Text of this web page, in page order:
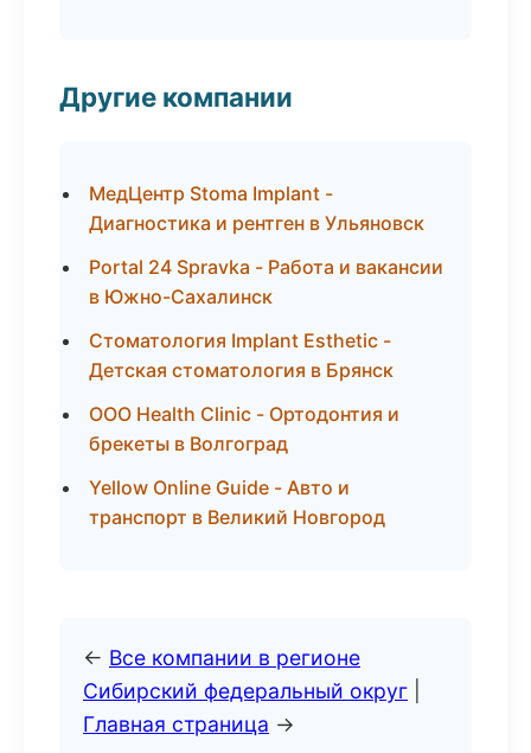
Другие компании
МедЦентр Stoma Implant -
Диагностика и рентген в Ульяновск
Portal 24 Spravka - Работа и вакансии
в Южно-Сахалинск
Стоматология Implant Esthetic -
Детская стоматология в Брянск
ООО Health Clinic - Ортодонтия и
брекеты в Волгоград
Yellow Online Guide - Авто и
транспорт в Великий Новгород
← Все компании в регионе
Сибирский федеральный округ
Главная страница →